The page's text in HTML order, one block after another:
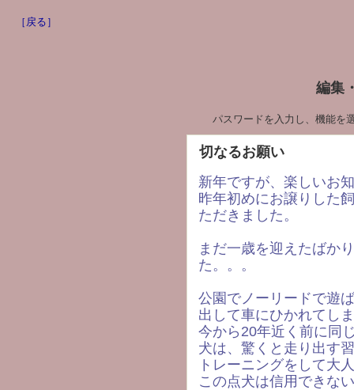
［戻る］
編集
パスワードを入力し、機能を
切なるお願い
新年ですが、楽しいお
昨年初めにお譲りした
ただきました。
まだ一歳を迎えたばか
た。。。
公園でノーリードで遊
出して車にひかれてし
今から20年近く前に同
犬は、驚くと走り出す
トレーニングをして大
この点犬は信用できな